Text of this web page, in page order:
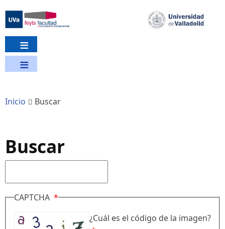
contenido
principal
Inicio Buscar
Buscar
CAPTCHA
¿Cuál es el código de la imagen?